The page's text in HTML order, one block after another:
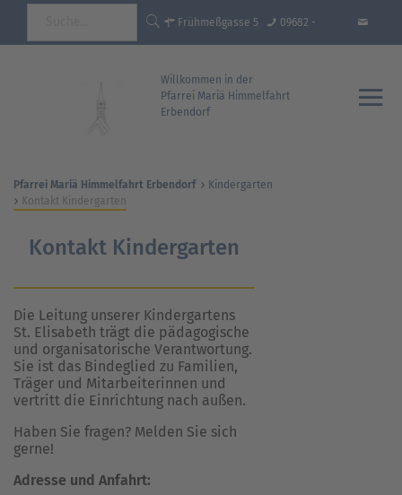
Frühmeßgasse 5 09682 -
Willkommen in der
Pfarrei Mariä Himmelfahrt
Erbendorf
Pfarrei Mariä Himmelfahrt Erbendorf
Kindergarten
Kontakt Kindergarten
Kontakt Kindergarten
Die Leitung unserer Kindergartens
St. Elisabeth trägt die pädagogische
und organisatorische Verantwortung.
Sie ist das Bindeglied zu Familien,
Träger und Mitarbeiterinnen und
vertritt die Einrichtung nach außen.
Haben Sie fragen? Melden Sie sich
gerne!
Adresse und Anfahrt: